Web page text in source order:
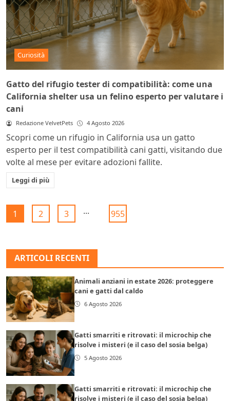
Curiosità
Gatto del rifugio tester di compatibilità: come una
California shelter usa un felino esperto per valutare i
cani
Redazione VelvetPets 4 Agosto 2026
Scopri come un rifugio in California usa un gatto
esperto per il test compatibilità cani gatti, visitando due
volte al mese per evitare adozioni fallite.
Leggi di più
1 2 3 ... 955
ARTICOLI RECENTI
Animali anziani in estate 2026: proteggere
cani e gatti dal caldo
6 Agosto 2026
Gatti smarriti e ritrovati: il microchip che
risolve i misteri (e il caso del sosia belga)
5 Agosto 2026
Gatti smarriti e ritrovati: il microchip che
risolve i misteri (e il caso del sosia belga)